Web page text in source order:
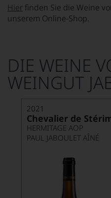
Hier finden Sie die Weine
unserem Online-Shop.
DIE WEINE
WEINGUT
2021
Chevalier de
HERMITAGE AOP
PAUL JABOULET AÎNÉ